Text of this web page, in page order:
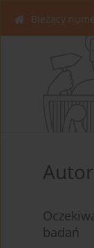
Bieżący
Autor
badań